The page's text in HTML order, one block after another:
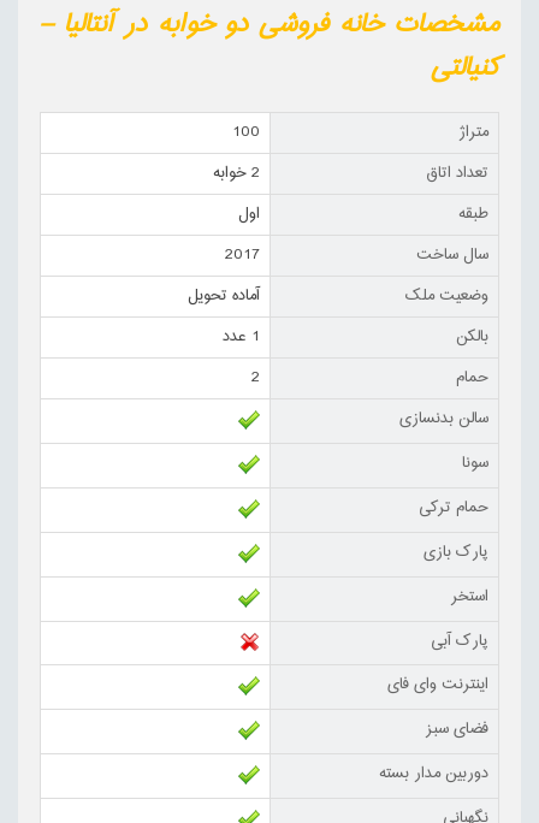
مشخصات خانه فروشی دو خوابه در آنتالیا –
کنیالتی
متراژ
100
تعداد اتاق
2 خوابه
طبقه
اول
سال ساخت
2017
وضعیت ملک
آماده تحویل
بالکن
1 عدد
حمام
2
سالن بدنسازی
سونا
حمام ترکی
پارک بازی
استخر
پارک آبی
اینترنت وای فای
فضای سبز
دوربین مدار بسته